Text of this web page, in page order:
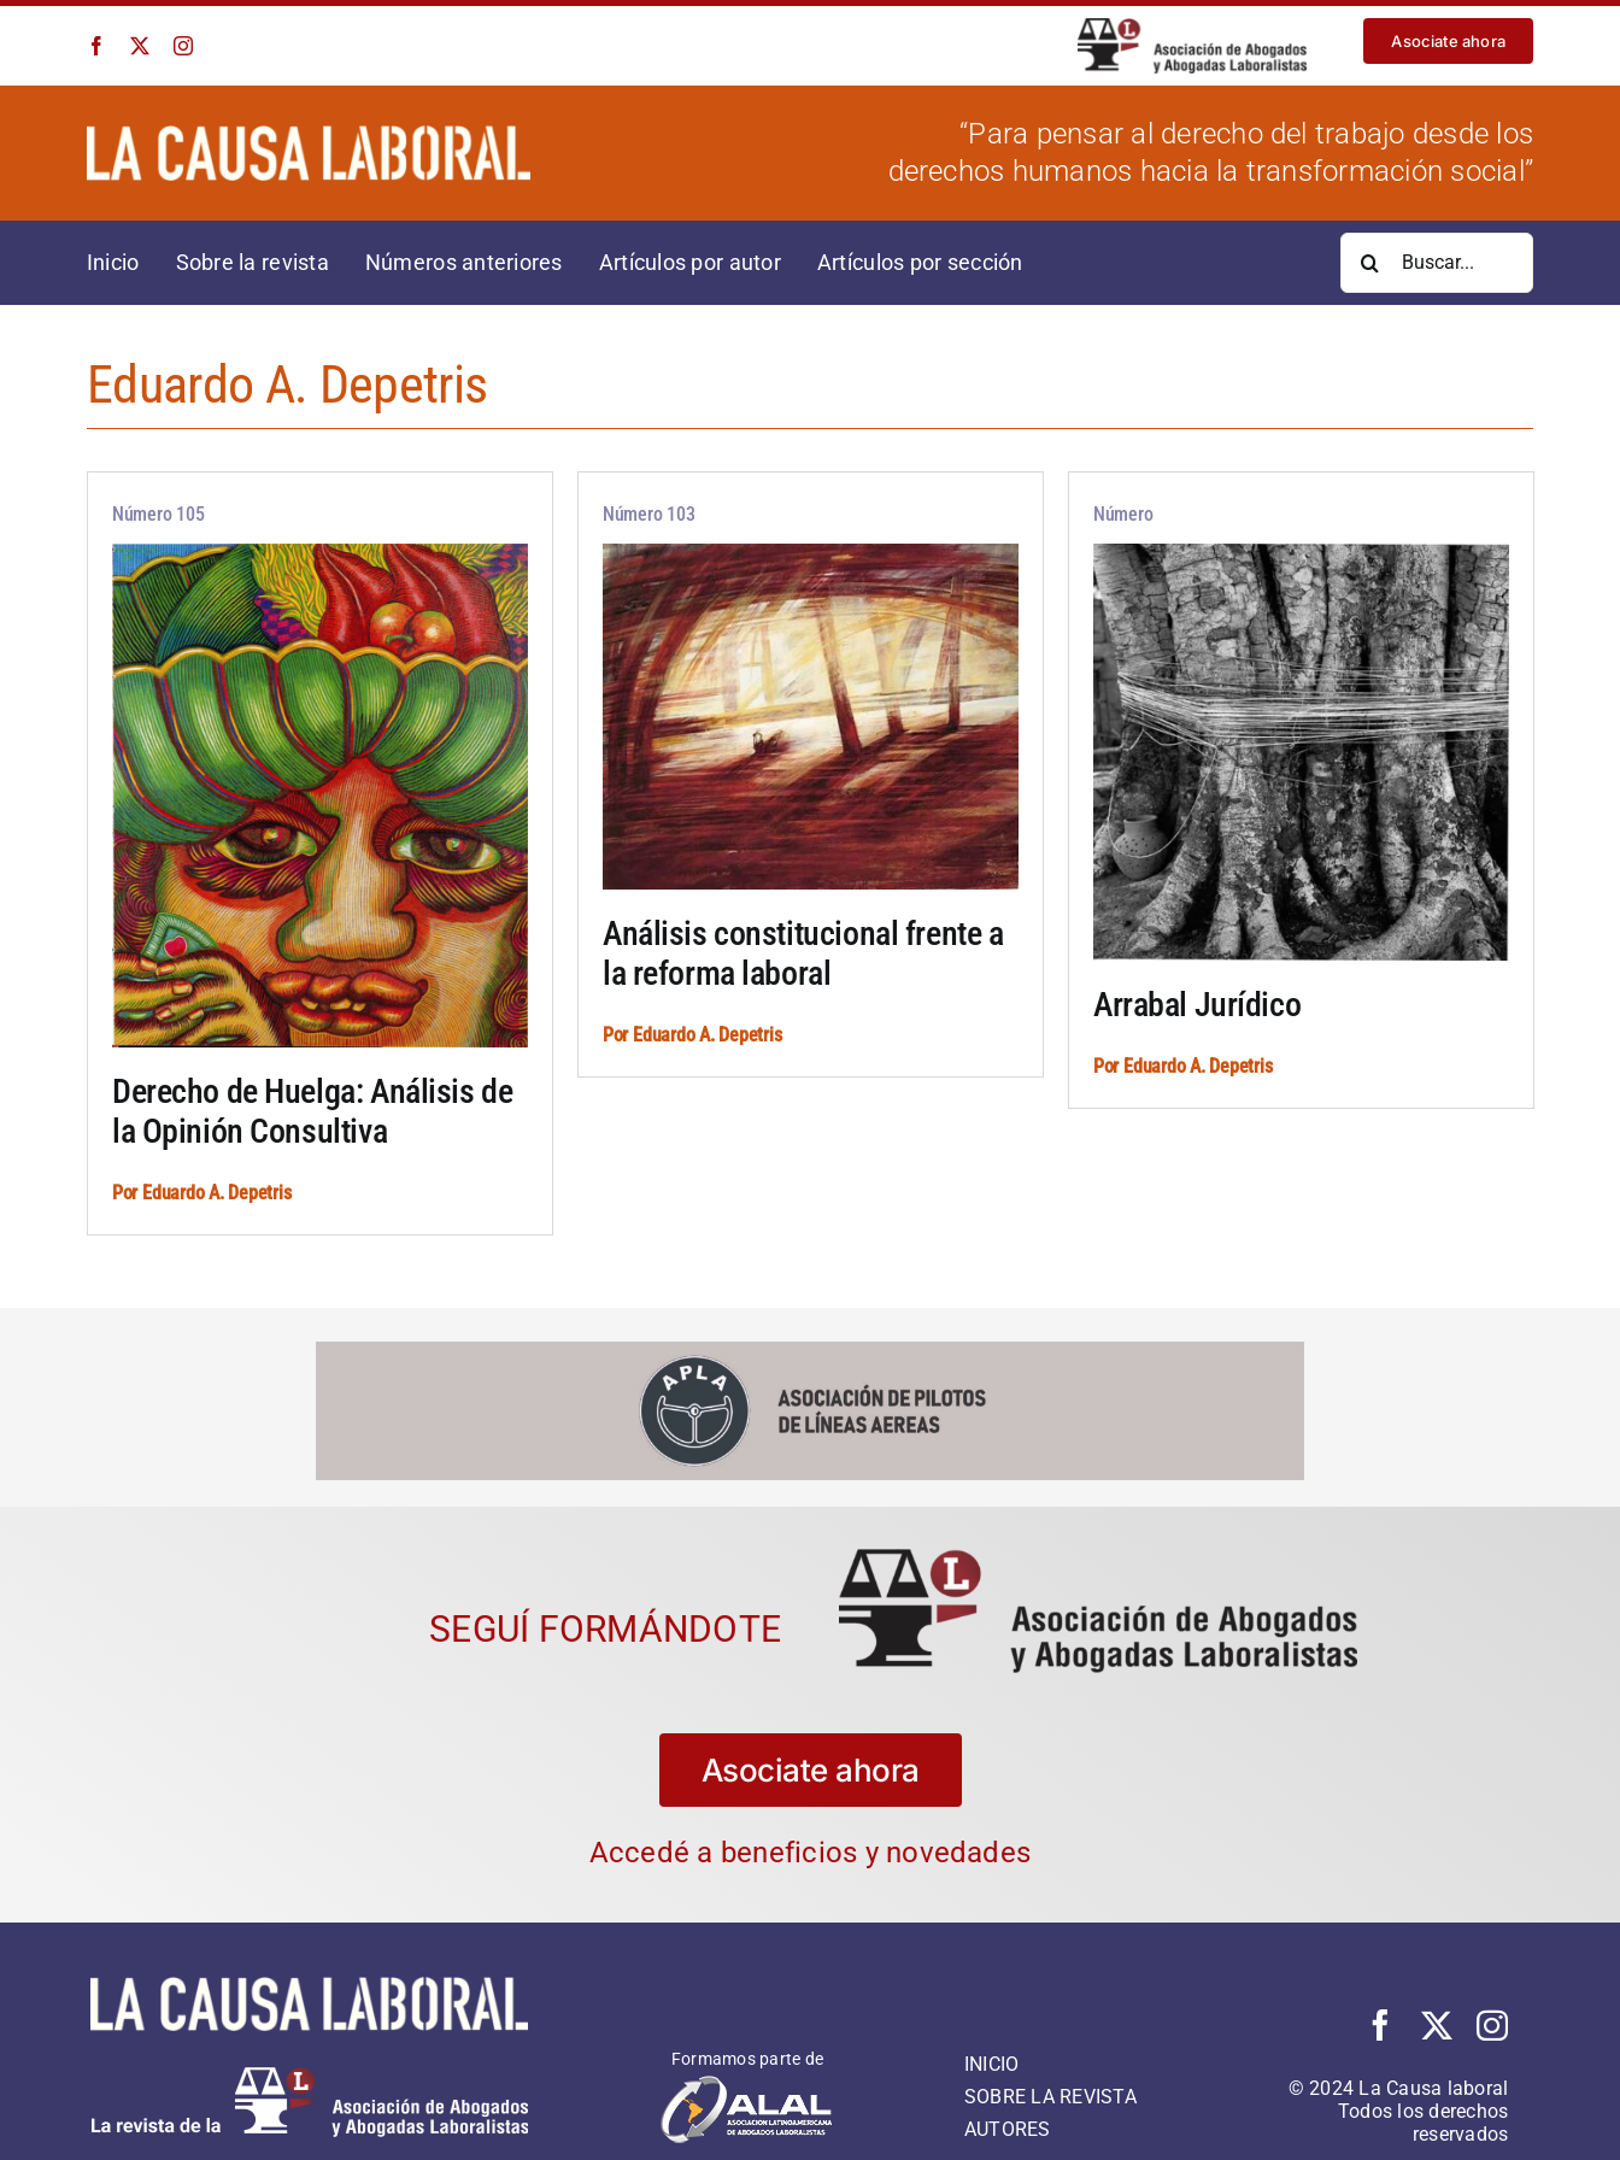
contenido
Asociate ahora
“Para pensar al derecho del trabajo desde los
derechos humanos hacia la transformación social”
Inicio Sobre la revista Números anteriores Artículos por autor Artículos por sección
Buscar:
Eduardo A. Depetris
Número 105
Derecho de Huelga: Análisis de
la Opinión Consultiva
Por Eduardo A. Depetris
Número 103
Análisis constitucional frente a
la reforma laboral
Por Eduardo A. Depetris
Número
Arrabal Jurídico
Por Eduardo A. Depetris
SEGUÍ FORMÁNDOTE
Asociate ahora
Accedé a beneficios y novedades
Formamos parte de
INICIO
SOBRE LA REVISTA
AUTORES
© 2024 La Causa laboral
Todos los derechos
reservados